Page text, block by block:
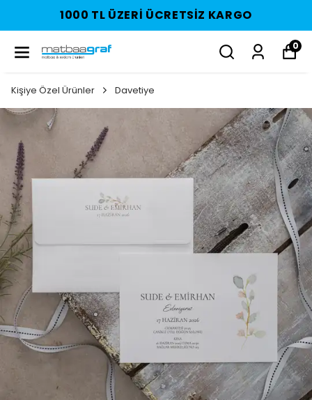
1000 TL ÜZERI ÜCRETSIZ KARGO
0
Kişiye Özel Ürünler Davetiye